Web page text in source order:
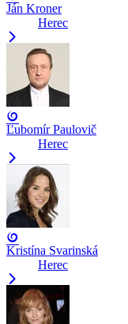
Ján Kroner
Herec
Ľubomír Paulovič
Herec
Kristína Svarinská
Herec